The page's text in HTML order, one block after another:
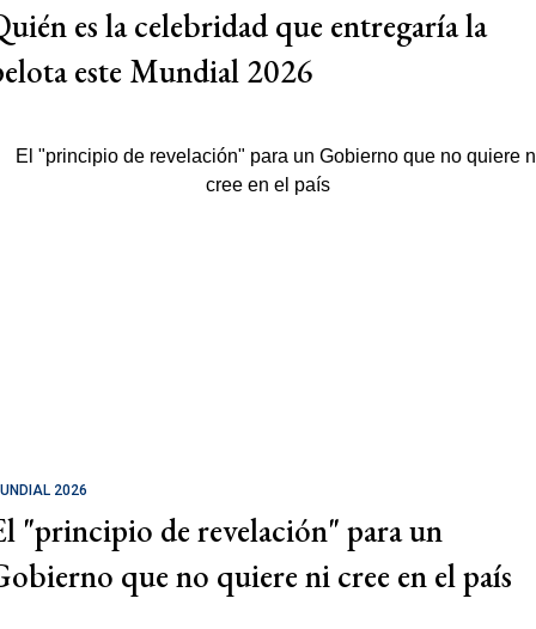
es la celebridad que entregaría la
este Mundial 2026
2026
"principio de revelación" para un
que no quiere ni cree en el país